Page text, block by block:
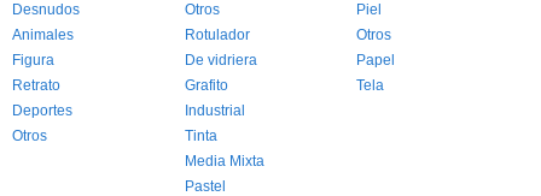
Desnudos
Animales
Figura
Retrato
Deportes
Otros
Otros
Rotulador
De vidriera
Grafito
Industrial
Tinta
Media Mixta
Pastel
Piel
Otros
Papel
Tela